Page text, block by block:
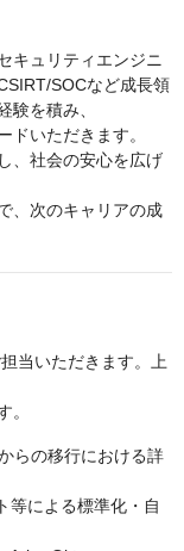
キュリティエンジニ
SOCなど成長領
験を積み、
ドいただきます。
、社会の安心を広げ
、次のキャリアの成
当いただきます。上
。
らの移行における詳
等による標準化・自